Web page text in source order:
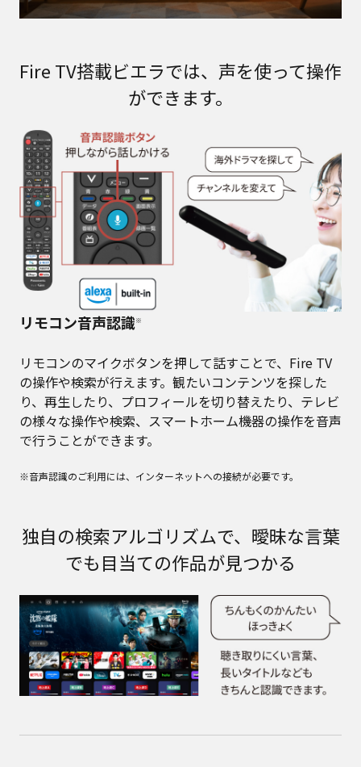
Fire TV搭載ビエラでは、声を使って操作
ができます。
リモコン音声認識※
リモコンのマイクボタンを押して話すことで、Fire TV
の操作や検索が行えます。観たいコンテンツを探した
り、再生したり、プロフィールを切り替えたり、テレビ
の様々な操作や検索、スマートホーム機器の操作を音声
で行うことができます。
※音声認識のご利用には、インターネットへの接続が必要です。
独自の検索アルゴリズムで、曖昧な言葉
でも目当ての作品が見つかる